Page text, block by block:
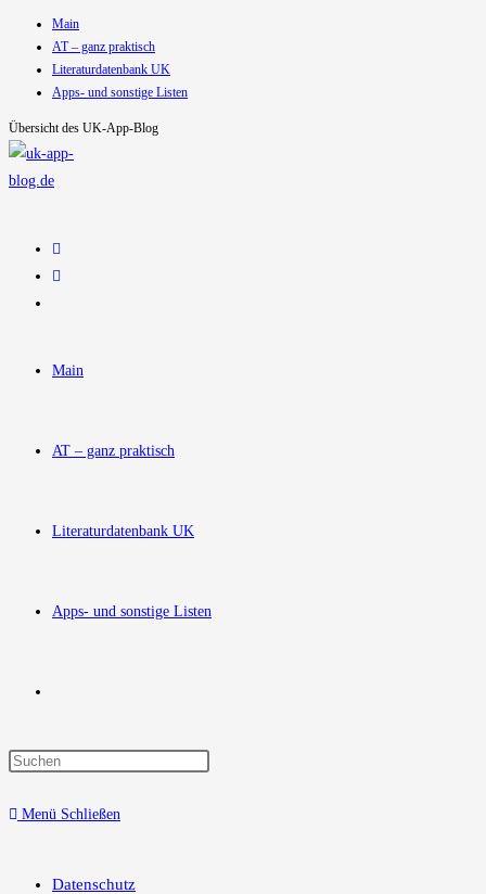
Inhalt
springen
Main
AT – ganz praktisch
Literaturdatenbank UK
Apps- und sonstige Listen
Übersicht des UK-App-Blog
Main
AT – ganz praktisch
Literaturdatenbank UK
Apps- und sonstige Listen
Suche
Menü Schließen
Datenschutz